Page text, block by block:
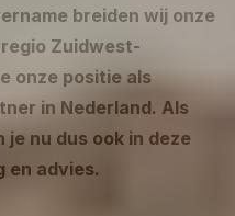
breiden wij onze
Zuidwest-
onze positie als
in Nederland. Als
nu dus ook in deze
en advies.